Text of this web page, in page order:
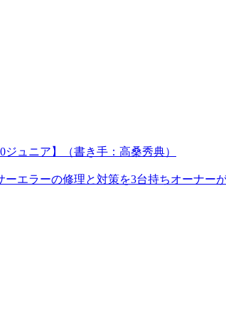
ュニア】（書き手：高桑秀典）
エラーの修理と対策を3台持ちオーナー